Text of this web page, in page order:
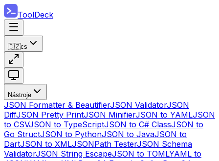
ToolDeck
🇨🇿cs
Nástroje
JSON Formatter & BeautifierJSON ValidatorJSON
DiffJSON Pretty PrintJSON MinifierJSON to YAMLJSON
to CSVJSON to TypeScriptJSON to C# ClassJSON to
Go StructJSON to PythonJSON to JavaJSON to
DartJSON to XMLJSONPath TesterJSON Schema
ValidatorJSON String EscapeJSON to TOMLYAML to